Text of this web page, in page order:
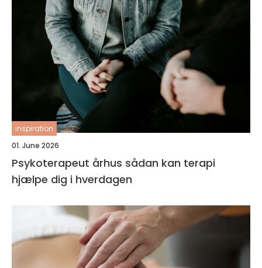
inspiration
01. June 2026
Psykoterapeut århus sådan kan terapi
hjælpe dig i hverdagen